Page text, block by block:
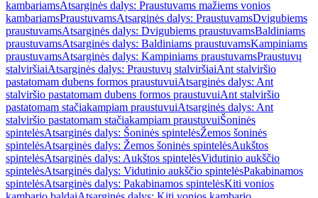
kambariamsAtsarginės dalys: Praustuvams mažiems vonios
kambariamsPraustuvamsAtsarginės dalys: PraustuvamsDvigubiems
praustuvamsAtsarginės dalys: Dvigubiems praustuvamsBaldiniams
praustuvamsAtsarginės dalys: Baldiniams praustuvamsKampiniams
praustuvamsAtsarginės dalys: Kampiniams praustuvamsPraustuvų
stalviršiaiAtsarginės dalys: Praustuvų stalviršiaiAnt stalviršio
pastatomam dubens formos praustuvuiAtsarginės dalys: Ant
stalviršio pastatomam dubens formos praustuvuiAnt stalviršio
pastatomam stačiakampiam praustuvuiAtsarginės dalys: Ant
stalviršio pastatomam stačiakampiam praustuvuiŠoninės
spintelėsAtsarginės dalys: Šoninės spintelėsŽemos šoninės
spintelėsAtsarginės dalys: Žemos šoninės spintelėsAukštos
spintelėsAtsarginės dalys: Aukštos spintelėsVidutinio aukščio
spintelėsAtsarginės dalys: Vidutinio aukščio spintelėsPakabinamos
spintelėsAtsarginės dalys: Pakabinamos spintelėsKiti vonios